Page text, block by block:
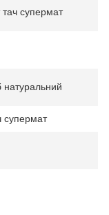
супермат
натуральний
супермат